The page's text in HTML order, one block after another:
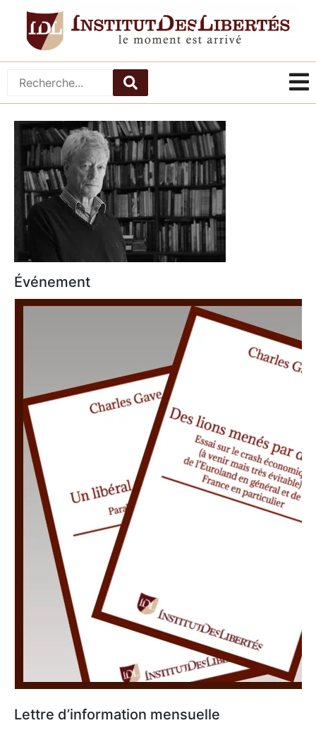
Événement
Lettre d’information mensuelle